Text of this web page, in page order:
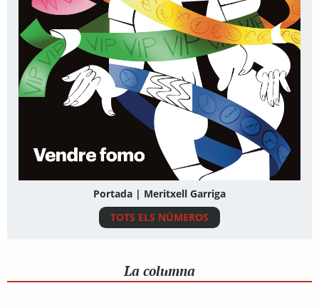
Portada | Meritxell Garriga
TOTS ELS NÚMEROS
La columna